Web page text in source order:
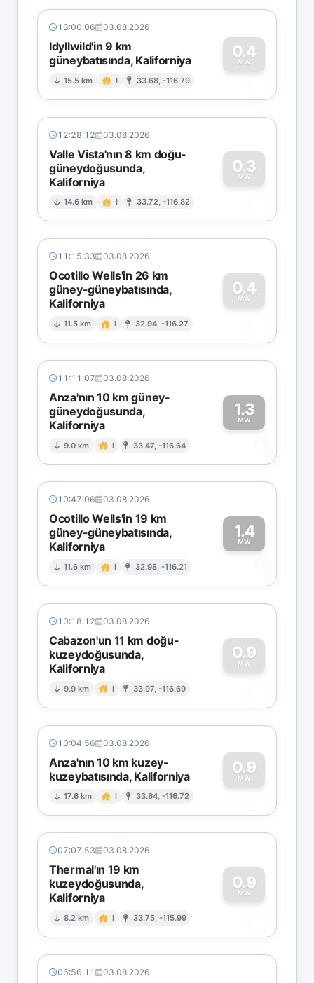
13:00:06 03.08.2026
Idyllwild'in 9 km
güneybatısında, Kaliforniya
15.5 km I 33.68, -116.79
0.4
MW
0
12:28:12 03.08.2026
Valle Vista'nın 8 km doğu-
güneydoğusunda,
Kaliforniya
14.6 km I 33.72, -116.82
0.3
MW
0
11:15:33 03.08.2026
Ocotillo Wells'in 26 km
güney-güneybatısında,
Kaliforniya
11.5 km I 32.94, -116.27
0.4
MW
0
11:11:07 03.08.2026
Anza'nın 10 km güney-
güneydoğusunda,
Kaliforniya
9.0 km I 33.47, -116.64
1.3
MW
1
10:47:06 03.08.2026
Ocotillo Wells'in 19 km
güney-güneybatısında,
Kaliforniya
11.6 km I 32.98, -116.21
1.4
MW
1
10:18:12 03.08.2026
Cabazon'un 11 km doğu-
kuzeydoğusunda,
Kaliforniya
9.9 km I 33.97, -116.69
0.9
MW
0
10:04:56 03.08.2026
Anza'nın 10 km kuzey-
kuzeybatısında, Kaliforniya
17.6 km I 33.64, -116.72
0.9
MW
0
07:07:53 03.08.2026
Thermal'ın 19 km
kuzeydoğusunda,
Kaliforniya
8.2 km I 33.75, -115.99
0.9
MW
0
06:56:11 03.08.2026